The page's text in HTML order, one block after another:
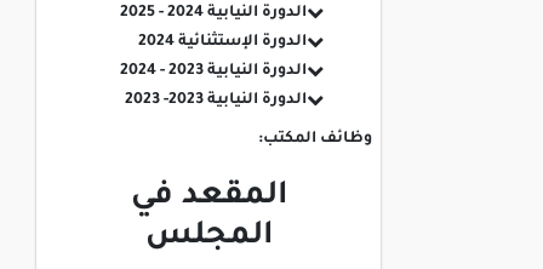
الدورة النيابية 2024 - 2025
الدورة الإستثنائية 2024
الدورة النيابية 2023 - 2024
الدورة النيابية 2023- 2023
وظائف المكتب:
المقعد في
المجلس